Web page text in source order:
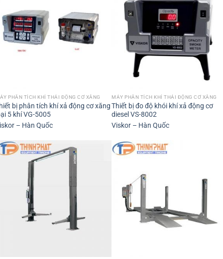
PHÂN TÍCH KHÍ THẢI ĐỘNG CƠ XĂNG
bị phân tích khí xả động cơ xăng
5 khí VG-5005
– Hàn Quốc
MÁY PHÂN TÍCH KHÍ THẢI ĐỘNG CƠ XĂNG
Thiết bị đo độ khói khí xả động cơ
diesel VS-8002
Viskor – Hàn Quốc